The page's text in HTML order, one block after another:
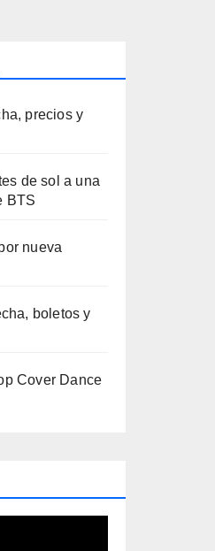
precios y
de sol a una
BTS
nueva
boletos y
Cover Dance